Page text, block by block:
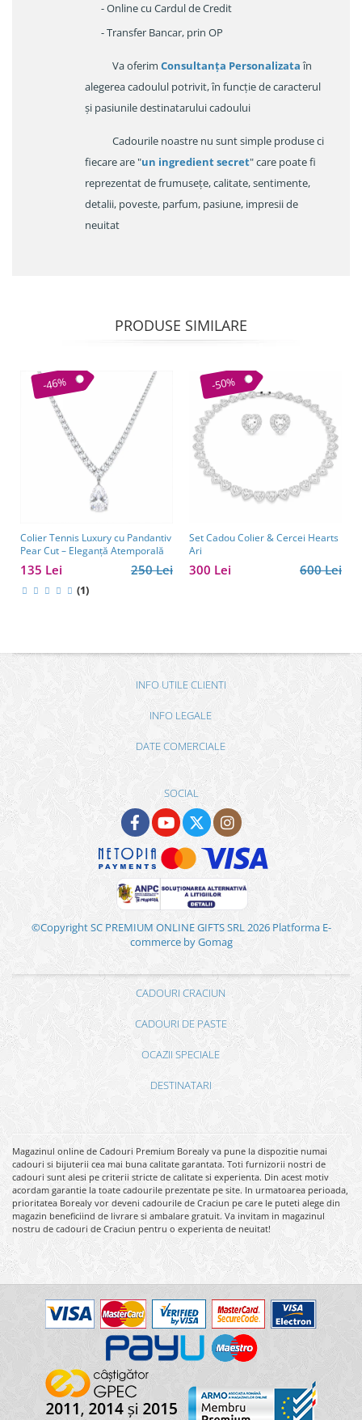
- Online cu Cardul de Credit
- Transfer Bancar, prin OP
Va oferim Consultanța Personalizataîn
alegerea cadoulul potrivit, în funcție de caracterul
și pasiunile destinatarului cadoului
Cadourile noastre nu sunt simple produse ci
fiecare are "un ingredient secret" care poate fi
reprezentat de frumusețe, calitate, sentimente,
detalii, poveste, parfum, pasiune, impresii de
neuitat
PRODUSE SIMILARE
-46%
Colier Tennis Luxury cu Pandantiv
Pear Cut – Eleganță Atemporală
250 Lei
135 Lei
(1)
-50%
Set Cadou Colier & Cercei Hearts
Ari
600 Lei
300 Lei
INFO UTILE CLIENTI
INFO LEGALE
DATE COMERCIALE
SOCIAL
©Copyright SC PREMIUM ONLINE GIFTS SRL 2026 Platforma E-
commerce by Gomag
CADOURI CRACIUN
CADOURI DE PASTE
OCAZII SPECIALE
DESTINATARI
Magazinul online de Cadouri Premium Borealy va pune la dispozitie numai
cadouri si bijuterii cea mai buna calitate garantata. Toti furnizorii nostri de
cadouri sunt alesi pe criterii stricte de calitate si experienta. Din acest motiv
acordam garantie la toate cadourile prezentate pe site. In urmatoarea perioada,
prioritatea Borealy vor deveni cadourile de Craciun pe care le puteti alege din
magazin beneficiind de livrare si ambalare gratuit. Va invitam in magazinul
nostru de cadouri de Craciun pentru o experienta de neuitat!